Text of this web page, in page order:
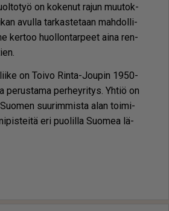
on ko­ke­nut ra­jun muu­tok­
avul­la tar­kas­te­taan mah­dol­li­
ker­too huol­lon­tar­peet ai­na ren­
on Toi­vo Rin­ta-Jou­pin 1950-
pe­rus­ta­ma per­hey­ri­tys. Yh­tiö on
suu­rim­mis­ta alan toi­mi­
eri puo­lil­la Suo­mea lä­